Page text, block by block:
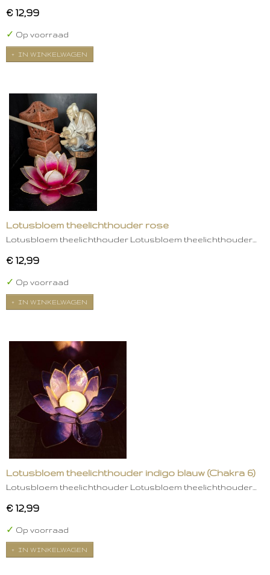
€ 12,99
✓ Op voorraad
IN WINKELWAGEN
Lotusbloem theelichthouder rose
Lotusbloem theelichthouder Lotusbloem theelichthouder…
€ 12,99
✓ Op voorraad
IN WINKELWAGEN
Lotusbloem theelichthouder indigo blauw (Chakra 6)
Lotusbloem theelichthouder Lotusbloem theelichthouder…
€ 12,99
✓ Op voorraad
IN WINKELWAGEN